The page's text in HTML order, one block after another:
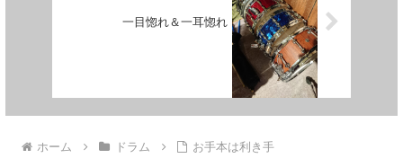
一目惚れ＆一耳惚れ
ホーム ドラム お手本は利き手